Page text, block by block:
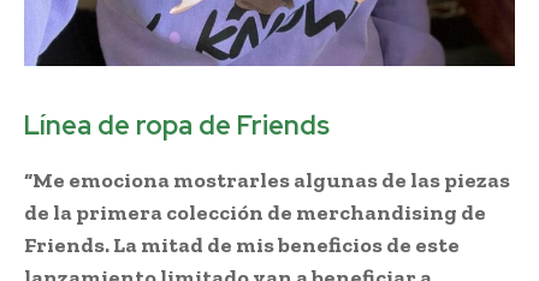
Línea de ropa de Friends
“Me emociona mostrarles algunas de las piezas
de la primera colección de merchandising de
Friends. La mitad de mis beneficios de este